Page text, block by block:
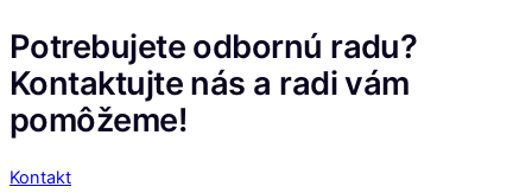
Potrebujete odbornú radu?
Kontaktujte nás a radi vám
pomôžeme!
Kontakt